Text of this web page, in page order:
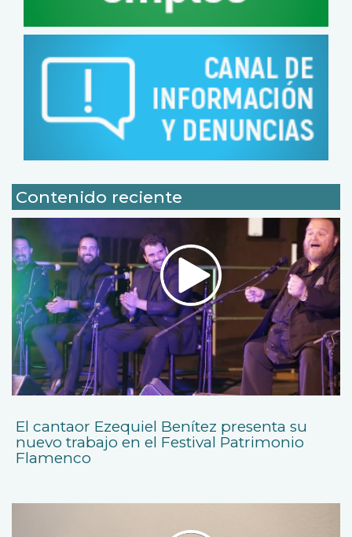
Contenido reciente
El cantaor Ezequiel Benítez presenta su
nuevo trabajo en el Festival Patrimonio
Flamenco